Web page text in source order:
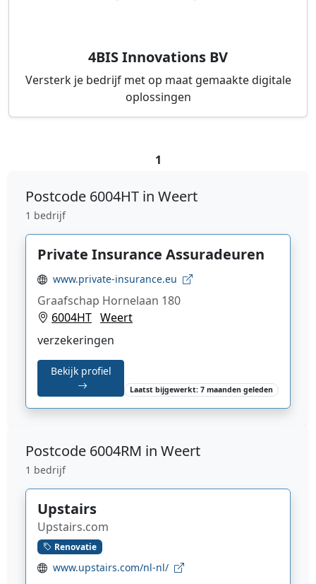
4BIS Innovations BV
Versterk je bedrijf met op maat gemaakte digitale
oplossingen
1
Postcode 6004HT in Weert
1 bedrijf
Private Insurance Assuradeuren
www.private-insurance.eu
Graafschap Hornelaan 180
6004HT Weert
verzekeringen
Bekijk profiel
Laatst bijgewerkt: 7 maanden geleden
Postcode 6004RM in Weert
1 bedrijf
Upstairs
Upstairs.com
Renovatie
www.upstairs.com/nl-nl/